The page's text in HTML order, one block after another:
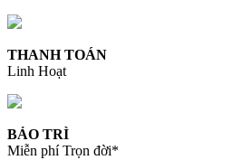
THANH TOÁN
Linh Hoạt
BẢO TRÌ
Miễn phí Trọn đời*